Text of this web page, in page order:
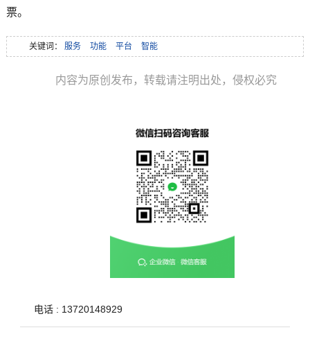
票。
关键词： 服务 功能 平台 智能
内容为原创发布，转载请注明出处，侵权必究
电话 : 13720148929